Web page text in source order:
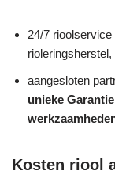
24/7
aangesloten
unieke Garantie
Kosten riool